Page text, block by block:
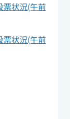
状況(午前
状況(午前